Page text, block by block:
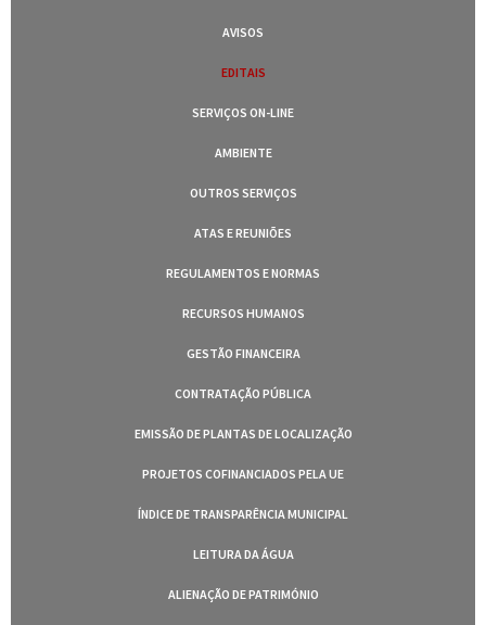
AVISOS
EDITAIS
SERVIÇOS ON-LINE
AMBIENTE
OUTROS SERVIÇOS
ATAS E REUNIÕES
REGULAMENTOS E NORMAS
RECURSOS HUMANOS
GESTÃO FINANCEIRA
CONTRATAÇÃO PÚBLICA
EMISSÃO DE PLANTAS DE LOCALIZAÇÃO
PROJETOS COFINANCIADOS PELA UE
ÍNDICE DE TRANSPARÊNCIA MUNICIPAL
LEITURA DA ÁGUA
ALIENAÇÃO DE PATRIMÓNIO